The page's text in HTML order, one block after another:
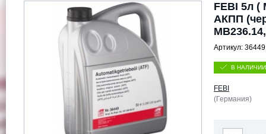
FEBI 5л (
АКПП
Артикул: 36449
В НАЛИЧИИ
FEBI
(Германия)